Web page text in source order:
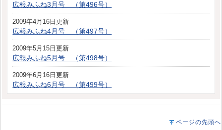
広報みふね3月号 （第496号）
2009年4月16日更新
広報みふね4月号 （第497号）
2009年5月15日更新
広報みふね5月号 （第498号）
2009年6月16日更新
広報みふね6月号 （第499号）
ページの先頭へ